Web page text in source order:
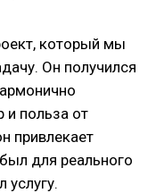
который мы
Он получился
польза от
привлекает
для реального
услугу.